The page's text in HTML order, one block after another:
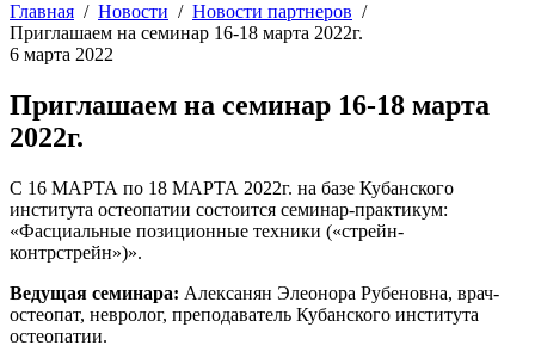
Главная Новости
Новости партнеров
Приглашаем на семинар 16-18 марта 2022г.
6 марта 2022
Приглашаем на семинар 16-18 марта
2022г.
С 16 МАРТА по 18 МАРТА 2022г. на базе Кубанского
института остеопатии состоится семинар-практикум:
«Фасциальные позиционные техники («стрейн-
контрстрейн»)».
Ведущая семинара: Алексанян Элеонора Рубеновна, врач-
остеопат, невролог, преподаватель Кубанского института
остеопатии.